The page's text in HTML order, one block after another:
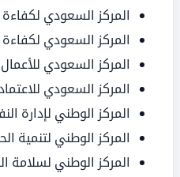
المركز السعودي
المركز السعودي
المركز السعودي للأعمال
المركز السعودي
المركز الوطني لإدارة
المركز الوطني لتنمية
المركز الوطني لسلامة